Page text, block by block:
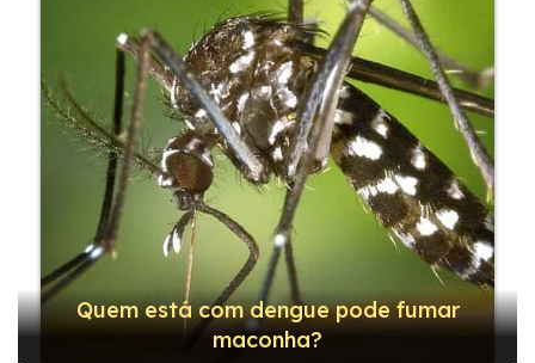
Quem está com dengue pode fumar
maconha?